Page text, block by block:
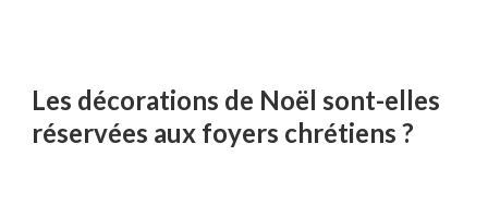
Les décorations de Noël sont-elles
réservées aux foyers chrétiens ?